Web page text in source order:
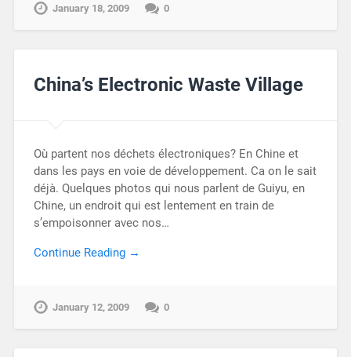
January 18, 2009 0
China’s Electronic Waste Village
Où partent nos déchets électroniques? En Chine et
dans les pays en voie de développement. Ca on le sait
déjà. Quelques photos qui nous parlent de Guiyu, en
Chine, un endroit qui est lentement en train de
s’empoisonner avec nos…
Continue Reading →
January 12, 2009 0